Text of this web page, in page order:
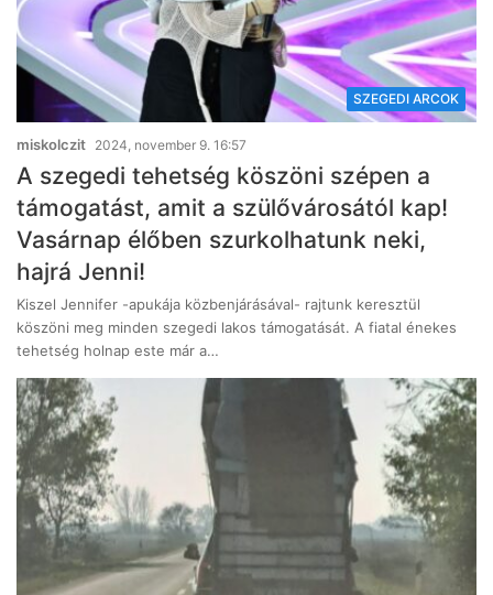
SZEGEDI ARCOK
miskolczit 2024, november 9. 16:57
A szegedi tehetség köszöni szépen a
támogatást, amit a szülővárosától kap!
Vasárnap élőben szurkolhatunk neki,
hajrá Jenni!
Kiszel Jennifer -apukája közbenjárásával- rajtunk keresztül
köszöni meg minden szegedi lakos támogatását. A fiatal énekes
tehetség holnap este már a…